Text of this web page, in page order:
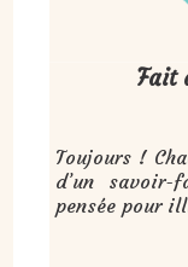
Fait
Toujours !
d’un savoir-
pensée pour